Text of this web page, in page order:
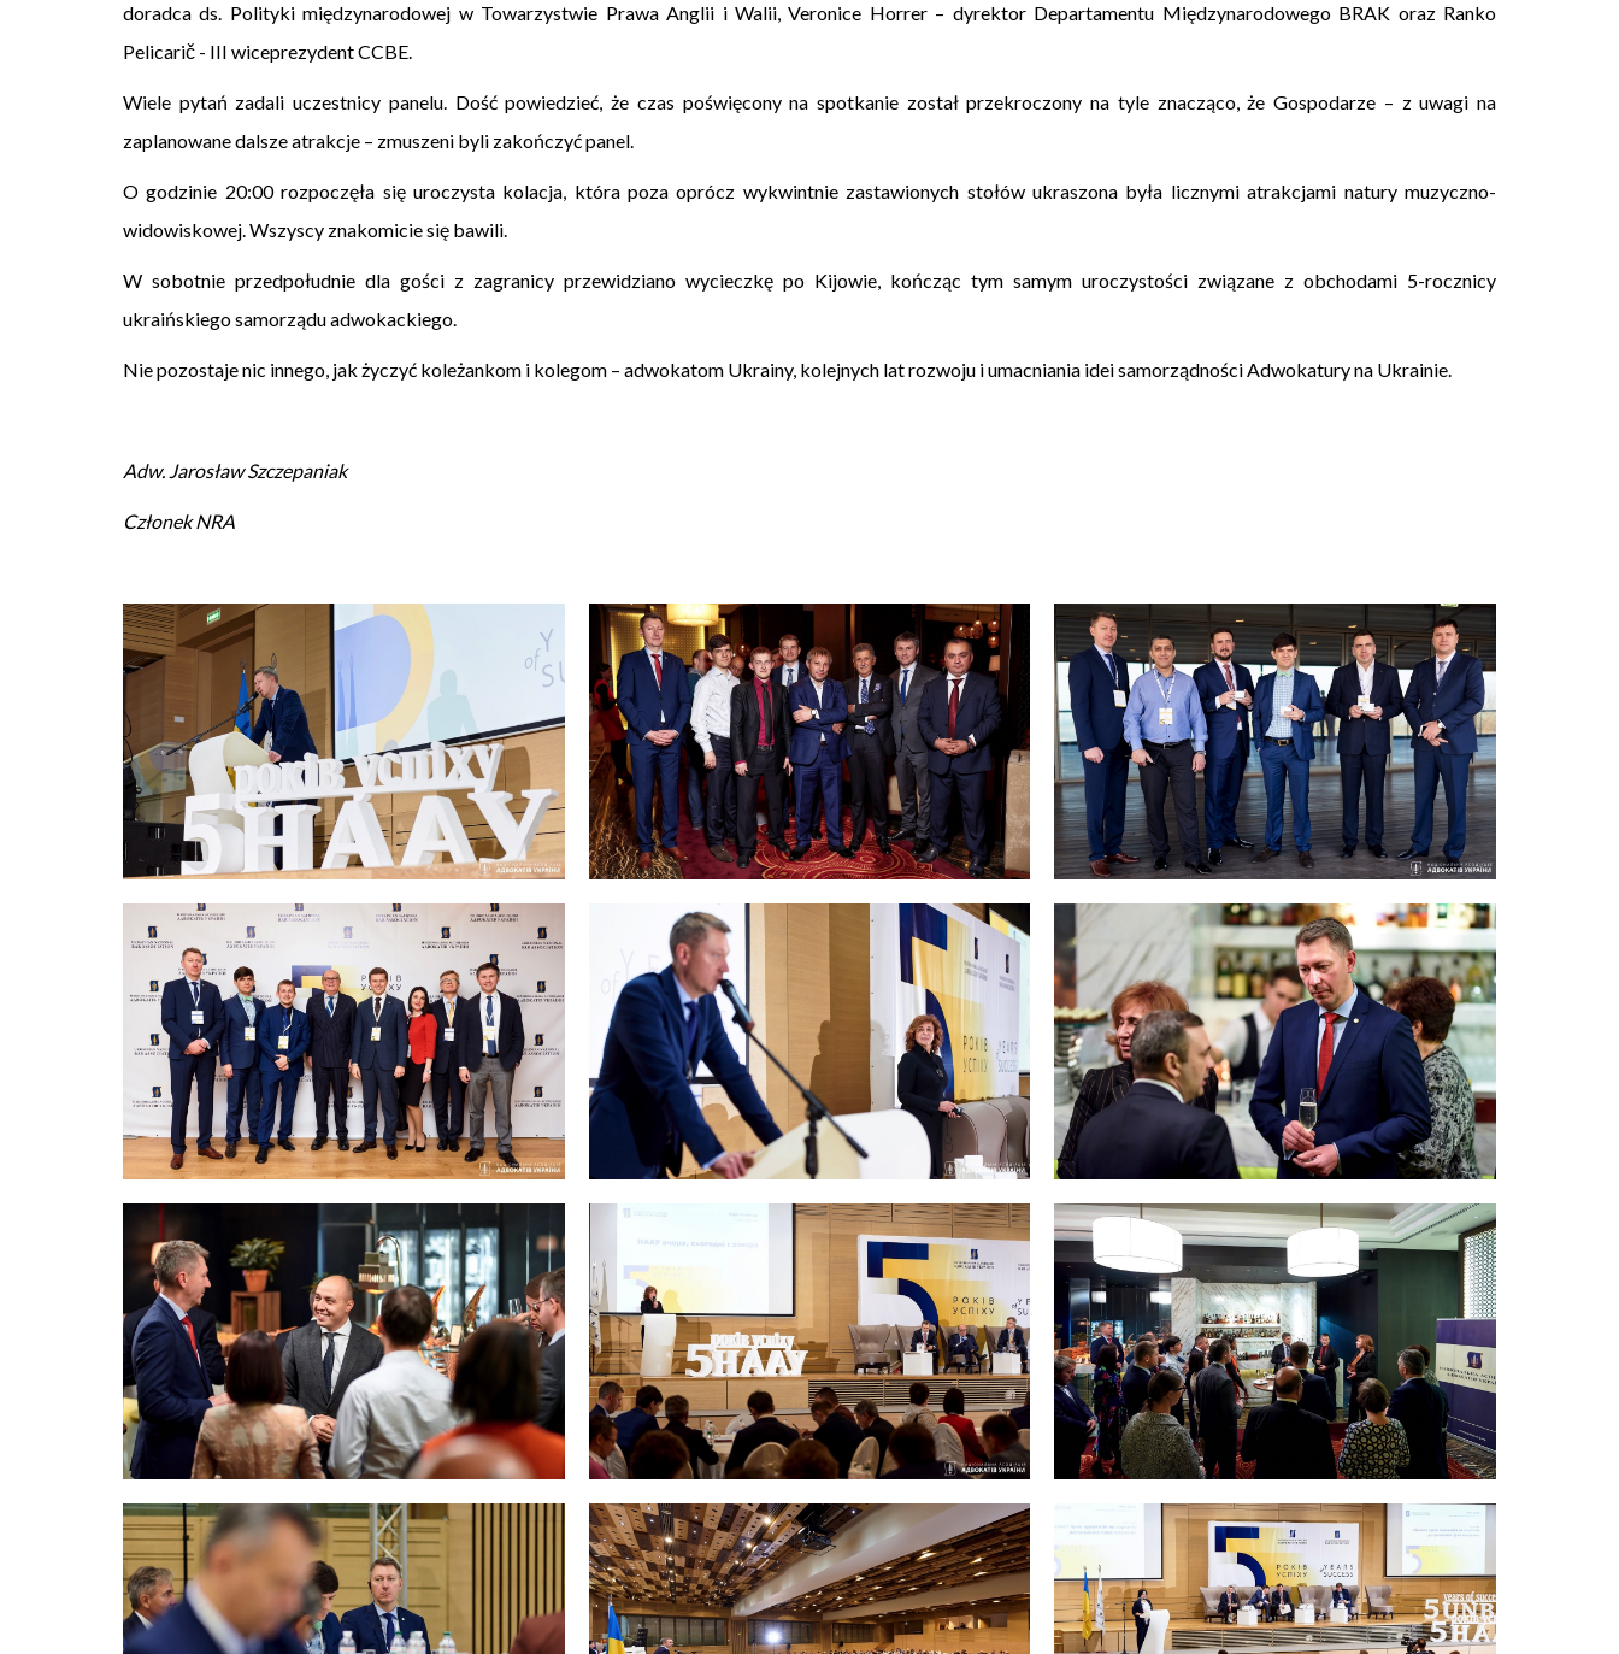
doradca ds. Polityki międzynarodowej w Towarzystwie Prawa Anglii i Walii, Veronice Horrer – dyrektor Departamentu Międzynarodowego BRAK oraz Ranko
Pelicarič - III wiceprezydent CCBE.
Wiele pytań zadali uczestnicy panelu. Dość powiedzieć, że czas poświęcony na spotkanie został przekroczony na tyle znacząco, że Gospodarze – z uwagi na
zaplanowane dalsze atrakcje – zmuszeni byli zakończyć panel.
O godzinie 20:00 rozpoczęła się uroczysta kolacja, która poza oprócz wykwintnie zastawionych stołów ukraszona była licznymi atrakcjami natury muzyczno-
widowiskowej. Wszyscy znakomicie się bawili.
W sobotnie przedpołudnie dla gości z zagranicy przewidziano wycieczkę po Kijowie, kończąc tym samym uroczystości związane z obchodami 5-rocznicy
ukraińskiego samorządu adwokackiego.
Nie pozostaje nic innego, jak życzyć koleżankom i kolegom – adwokatom Ukrainy, kolejnych lat rozwoju i umacniania idei samorządności Adwokatury na Ukrainie.
Adw. Jarosław Szczepaniak
Członek NRA